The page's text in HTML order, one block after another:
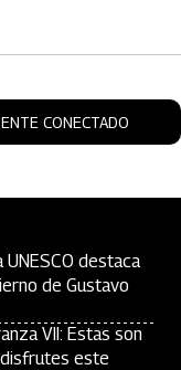
CONECTADO
destaca
de Gustavo
VII: Estas son
este